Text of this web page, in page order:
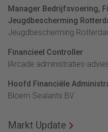
Manager Bedrijfsvoering,
Jeugdbescherming
Jeugdbescherming
Financieel Controller
lArcade administraties-
Hoofd Financiële
Bloem Sealants BV
Markt Update